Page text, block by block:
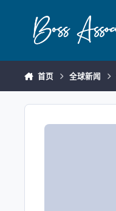
首页 全球新闻